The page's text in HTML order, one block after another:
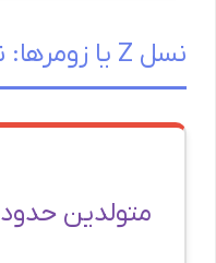
نسل Z یا زومرها: نسل دیجیتال
متولدین حدود ۱۳۷۵ تا ۱۳۹۰